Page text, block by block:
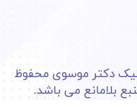
دکتر موسوی محفوظ
بلامانع می باشد.​​​​​​​